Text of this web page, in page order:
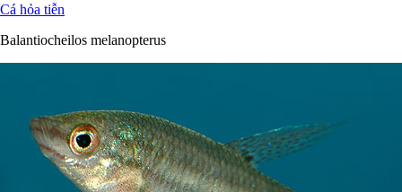
Cá hỏa tiễn
Balantiocheilos melanopterus